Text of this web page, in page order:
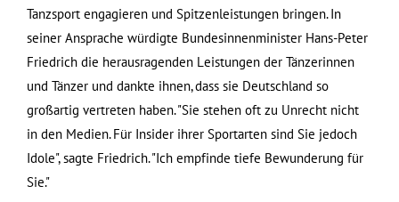
Tanzsport engagieren und Spitzenleistungen bringen. In
seiner Ansprache würdigte Bundesinnenminister Hans-Peter
Friedrich die herausragenden Leistungen der Tänzerinnen
und Tänzer und dankte ihnen, dass sie Deutschland so
großartig vertreten haben. "Sie stehen oft zu Unrecht nicht
in den Medien. Für Insider ihrer Sportarten sind Sie jedoch
Idole", sagte Friedrich. "Ich empfinde tiefe Bewunderung für
Sie."